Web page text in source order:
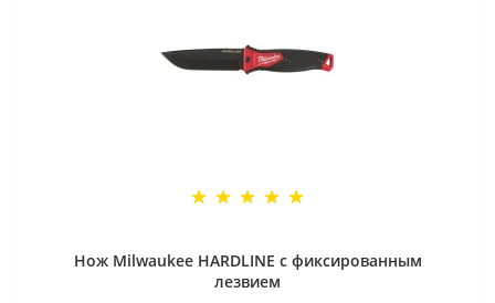
Нож Milwaukee HARDLINE с фиксированным
лезвием